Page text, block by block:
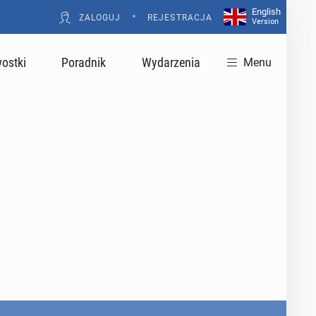
ZALOGUJ • REJESTRACJA
English
Version
Poradnik Wydarzenia Menu